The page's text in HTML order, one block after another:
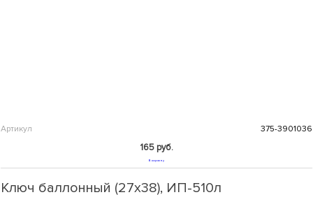
Артикул 375-3901036
165 руб.
В корзину
Ключ баллонный (27х38), ИП-510л